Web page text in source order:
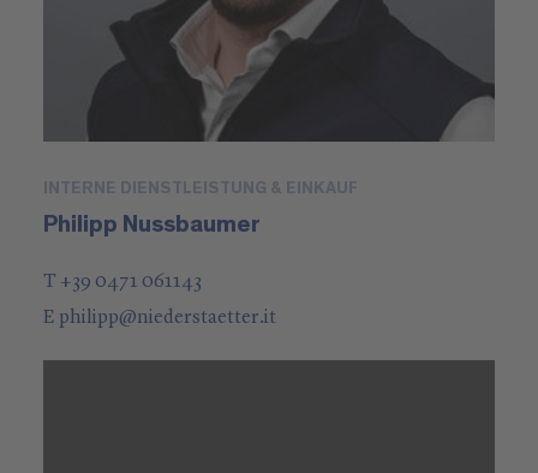
INTERNE DIENSTLEISTUNG & EINKAUF
Philipp Nussbaumer
T +39 0471 061143
E philipp@niederstaetter.it